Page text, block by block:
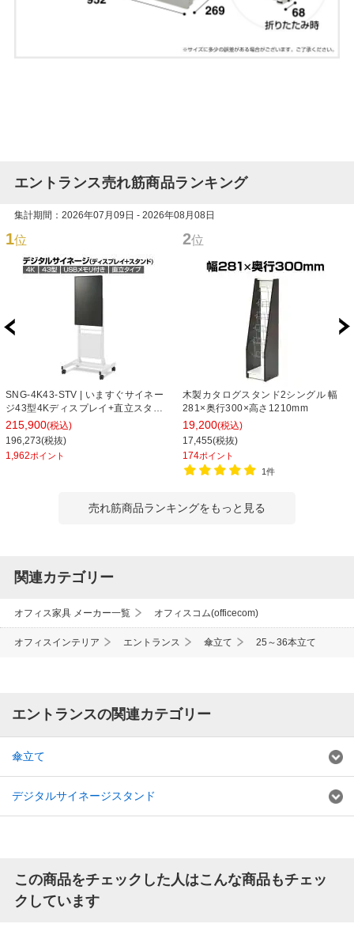
エントランス売れ筋商品ランキング
集計期間：2026年07月09日 - 2026年08月08日
1位
SNG-4K43-STV | いますぐサイネー
ジ43型4Kディスプレイ+直立スタン
ドセット 電子案内板 デジタルサイネ
ージ 垂直型 メディアを挿すだけの簡
単再生 プラス(PLUS)
215,900(税込)
196,273(税抜)
1,962ポイント
2位
木製カタログスタンド2シングル 幅
281×奥行300×高さ1210mm
19,200(税込)
17,455(税抜)
174ポイント
1件
売れ筋商品ランキングをもっと見る
関連カテゴリー
オフィス家具 メーカー一覧 オフィスコム(officecom)
オフィスインテリア エントランス 傘立て 25～36本立て
エントランスの関連カテゴリー
傘立て
デジタルサイネージスタンド
この商品をチェックした人はこんな商品もチェッ
クしています